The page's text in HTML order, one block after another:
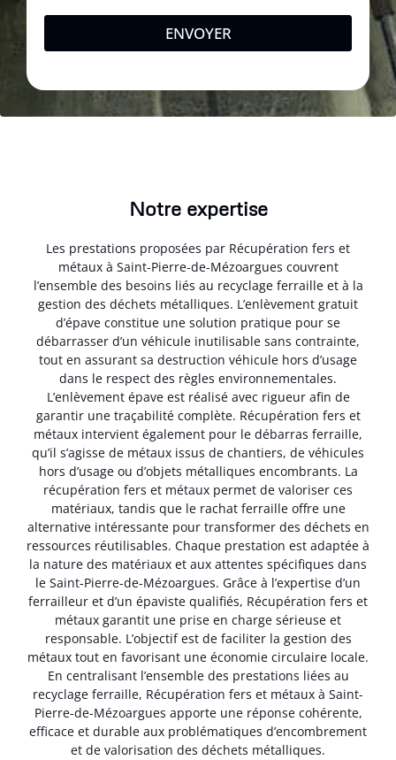
ENVOYER
Notre expertise
Les prestations proposées par Récupération fers et
métaux à Saint-Pierre-de-Mézoargues couvrent
l’ensemble des besoins liés au recyclage ferraille et à la
gestion des déchets métalliques. L’enlèvement gratuit
d’épave constitue une solution pratique pour se
débarrasser d’un véhicule inutilisable sans contrainte,
tout en assurant sa destruction véhicule hors d’usage
dans le respect des règles environnementales.
L’enlèvement épave est réalisé avec rigueur afin de
garantir une traçabilité complète. Récupération fers et
métaux intervient également pour le débarras ferraille,
qu’il s’agisse de métaux issus de chantiers, de véhicules
hors d’usage ou d’objets métalliques encombrants. La
récupération fers et métaux permet de valoriser ces
matériaux, tandis que le rachat ferraille offre une
alternative intéressante pour transformer des déchets en
ressources réutilisables. Chaque prestation est adaptée à
la nature des matériaux et aux attentes spécifiques dans
le Saint-Pierre-de-Mézoargues. Grâce à l’expertise d’un
ferrailleur et d’un épaviste qualifiés, Récupération fers et
métaux garantit une prise en charge sérieuse et
responsable. L’objectif est de faciliter la gestion des
métaux tout en favorisant une économie circulaire locale.
En centralisant l’ensemble des prestations liées au
recyclage ferraille, Récupération fers et métaux à Saint-
Pierre-de-Mézoargues apporte une réponse cohérente,
efficace et durable aux problématiques d’encombrement
et de valorisation des déchets métalliques.